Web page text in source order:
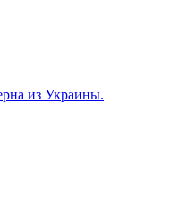
из Украины.